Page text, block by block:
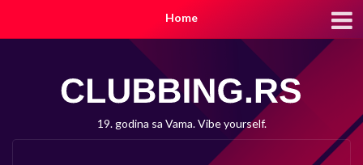
Home
19. godina sa Vama. Vibe yourself.